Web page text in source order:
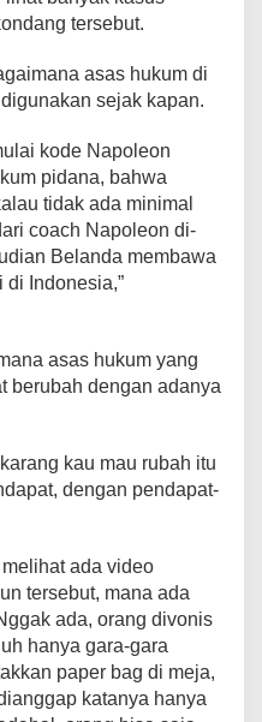
tersebut.
asas hukum di
sejak kapan.
kode Napoleon
pidana, bahwa
tidak ada minimal
coach Napoleon di-
Belanda membawa
di Indonesia,”
asas hukum yang
berubah dengan adanya
kau mau rubah itu
dengan pendapat-
melihat ada video
tersebut, mana ada
ada, orang divonis
hanya gara-gara
paper bag di meja,
katanya hanya